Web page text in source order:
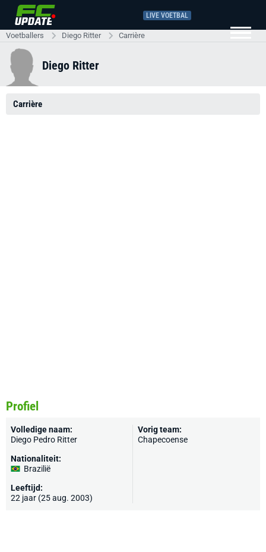
LIVE VOETBAL
Voetballers Diego Ritter Carrière
Diego Ritter
Carrière
Profiel
Volledige naam:
Diego Pedro Ritter
Nationaliteit:
Brazilië
Leeftijd:
22 jaar (25 aug. 2003)
Vorig team:
Chapecoense